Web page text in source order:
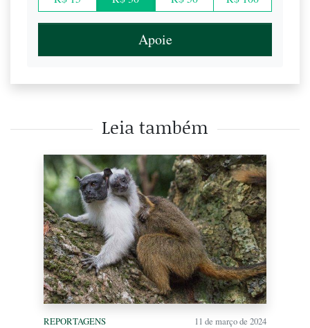
Apoie
Leia também
REPORTAGENS 11 de março de 2024